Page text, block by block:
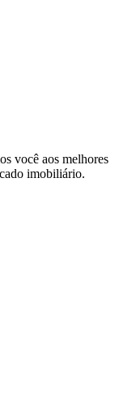
você aos melhores
imobiliário.